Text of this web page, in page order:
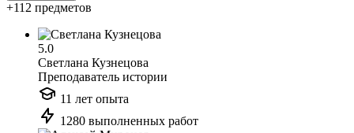
+112 предметов
5.0
Светлана Кузнецова
Преподаватель истории
11 лет опыта
1280 выполненных работ